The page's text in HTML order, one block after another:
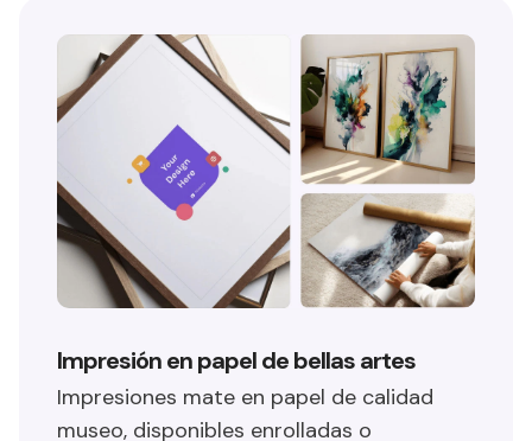
Impresión en papel de bellas artes
Impresiones mate en papel de calidad
museo, disponibles enrolladas o